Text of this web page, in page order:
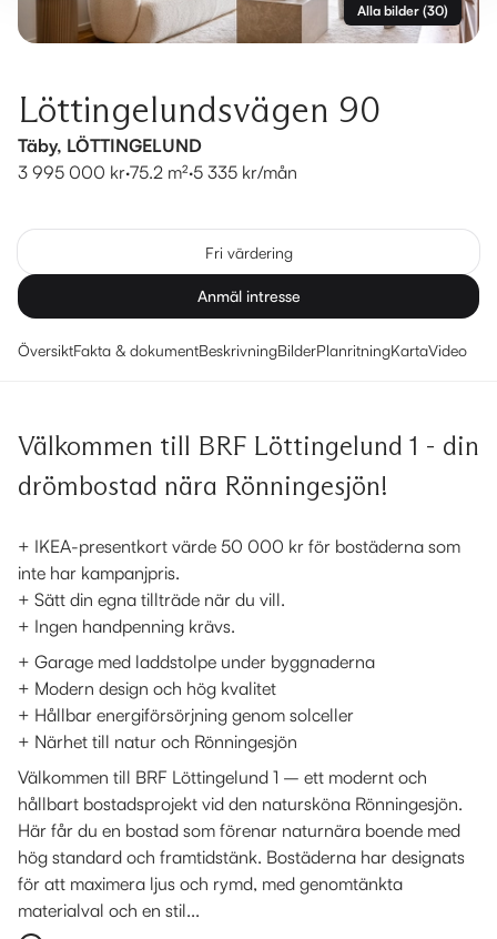
Alla bilder (30)
Löttingelundsvägen 90
Täby, LÖTTINGELUND
3 995 000 kr·75.2 m²·5 335 kr/mån
Fri värdering
Anmäl intresse
ÖversiktFakta & dokumentBeskrivningBilderPlanritningKartaVideo
Välkommen till BRF Löttingelund 1 - din
drömbostad nära Rönningesjön!
+ IKEA-presentkort värde 50 000 kr för bostäderna som
inte har kampanjpris.
+ Sätt din egna tillträde när du vill.
+ Ingen handpenning krävs.
+ Garage med laddstolpe under byggnaderna
+ Modern design och hög kvalitet
+ Hållbar energiförsörjning genom solceller
+ Närhet till natur och Rönningesjön
Välkommen till BRF Löttingelund 1 – ett modernt och
hållbart bostadsprojekt vid den natursköna Rönningesjön.
Här får du en bostad som förenar naturnära boende med
hög standard och framtidstänk. Bostäderna har designats
för att maximera ljus och rymd, med genomtänkta
materialval och en stil...